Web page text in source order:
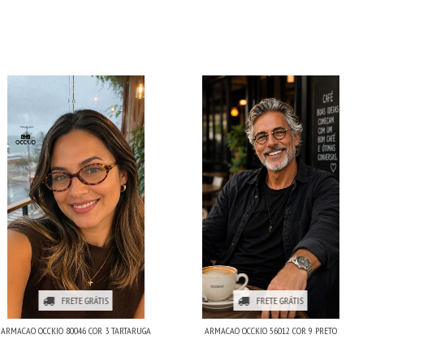
FRETE GRÁTIS
ARMACAO OCCKIO 80046 COR 3 TARTARUGA
FRETE GRÁTIS
ARMACAO OCCKIO 56012 COR 9 PRETO